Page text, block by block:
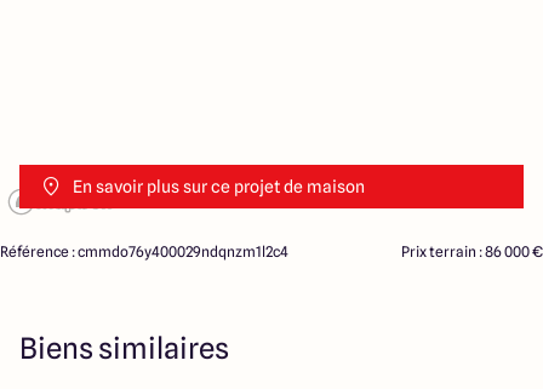
En savoir plus sur ce projet de maison
Référence : cmmdo76y400029ndqnzm1l2c4 Prix terrain : 86 000 €
Biens similaires